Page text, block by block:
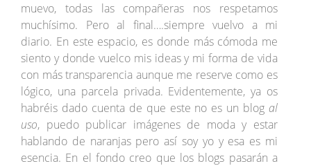
muevo, todas las compañeras nos respetamos
muchísimo. Pero al final….siempre vuelvo a mi
diario. En este espacio, es donde más cómoda me
siento y donde vuelco mis ideas y mi forma de vida
con más transparencia aunque me reserve como es
lógico, una parcela privada. Evidentemente, ya os
habréis dado cuenta de que este no es un blog al
uso, puedo publicar imágenes de moda y estar
hablando de naranjas pero así soy yo y esa es mi
esencia. En el fondo creo que los blogs pasarán a